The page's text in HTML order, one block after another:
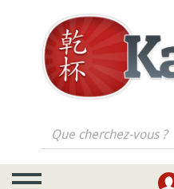
Que cherchez-vous ?